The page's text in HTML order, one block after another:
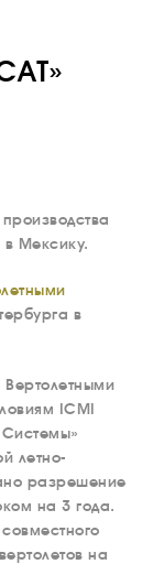
в Мексику.
в
ICMI
летно-
разрешение
на 3 года.
на